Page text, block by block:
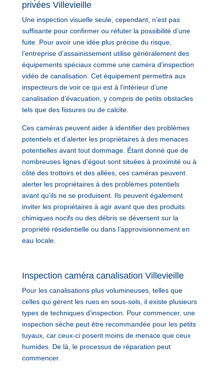
privées Villevieille
Une inspection visuelle seule, cependant, n’est pas
suffisante pour confirmer ou réfuter la possibilité d’une
fuite. Pour avoir une idée plus précise du risque,
l’entreprise d’assainissement utilise généralement des
équipements spéciaux comme une caméra d’inspection
vidéo de canalisation. Cet équipement permettra aux
inspecteurs de voir ce qui est à l’intérieur d’une
canalisation d’évacuation, y compris de petits obstacles
tels que des fissures ou de calcite.
Ces caméras peuvent aider à identifier des problèmes
potentiels et d’alerter les propriétaires à des menaces
potentielles avant tout dommage. Étant donné que de
nombreuses lignes d’égout sont situées à proximité ou à
côté des trottoirs et des allées, ces caméras peuvent
alerter les propriétaires à des problèmes potentiels
avant qu’ils ne se produisent. Ils peuvent également
inviter les propriétaires à agir avant que des produits
chimiques nocifs ou des débris se déversent sur la
propriété résidentielle ou dans l’approvisionnement en
eau locale.
Inspection caméra canalisation Villevieille
Pour les canalisations plus volumineuses, telles que
celles qui gèrent les rues en sous-sols, il existe plusieurs
types de techniques d’inspection. Pour commencer, une
inspection sèche peut être recommandée pour les petits
tuyaux, car ceux-ci posent moins de menace que ceux
humides. De là, le processus de réparation peut
commencer.